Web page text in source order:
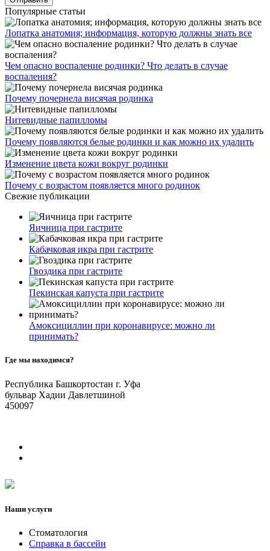
Популярные статьи
Лопатка анатомия; информация, которую должны знать все
Чем опасно воспаление родинки? Что делать в случае
воспаления?
Почему почернела висячая родинка
Нитевидные папилломы
Почему появляются белые родинки и как можно их удалить
Изменение цвета кожи вокруг родинки
Почему с возрастом появляется много родинок
Свежие публикации
Яичница при гастрите
Кабачковая икра при гастрите
Гвоздика при гастрите
Пекинская капуста при гастрите
Амоксициллин при коронавирусе: можно ли
принимать?
Где мы находимся?
Республика Башкортостан г. Уфа
бульвар Хадии Давлетшиной
450097
Наши услуги
Стоматология
Справка в бассейн